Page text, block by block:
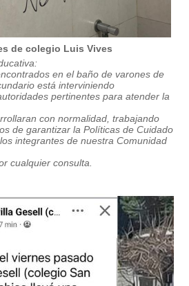
de colegio Luis Vives
en el baño de varones de
está interviniendo
pertinentes para atender la
con normalidad, trabajando
de garantizar la Políticas de Cuidado
integrantes de nuestra Comunidad
cualquier consulta.